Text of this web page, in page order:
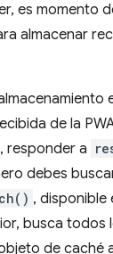
es momento
almacenar
de la
responder a
debes
, disponible
busca todos
de caché